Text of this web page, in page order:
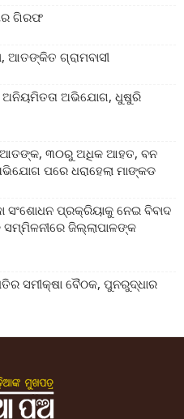
ଗିରଫ
ଆତଙ୍କିତ ଗ୍ରାମବାସୀ
ଅନିୟମିତତା ଅଭିଯୋଗ, ଧୁଷୁରି
ଆତଙ୍କ, ୩୦ରୁ ଅଧିକ ଆହତ, ବନ
ପରେ ଧରାହେଲା ମାଙ୍କଡ
ପ୍ରକ୍ରିୟାକୁ ନେଇ ବିବାଦ
ଜିଲ୍ଲାପାଳଙ୍କ
ସମୀକ୍ଷା ବୈଠକ, ପୁନରୁଦ୍ଧାର